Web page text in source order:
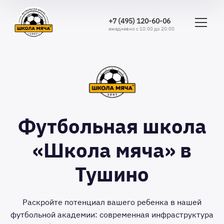
+7 (495) 120-60-06
ежедневно с 10:00 до 20:00
Футбольная школа
«Школа мяча» в
Тушино
Раскройте потенциал вашего ребенка в нашей
футбольной академии: современная инфраструктура